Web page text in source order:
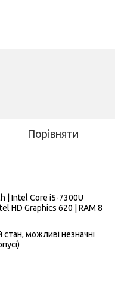
Порівняти
| Intel Core i5-7300U
HD Graphics 620 | RAM 8
стан, можливі незначні